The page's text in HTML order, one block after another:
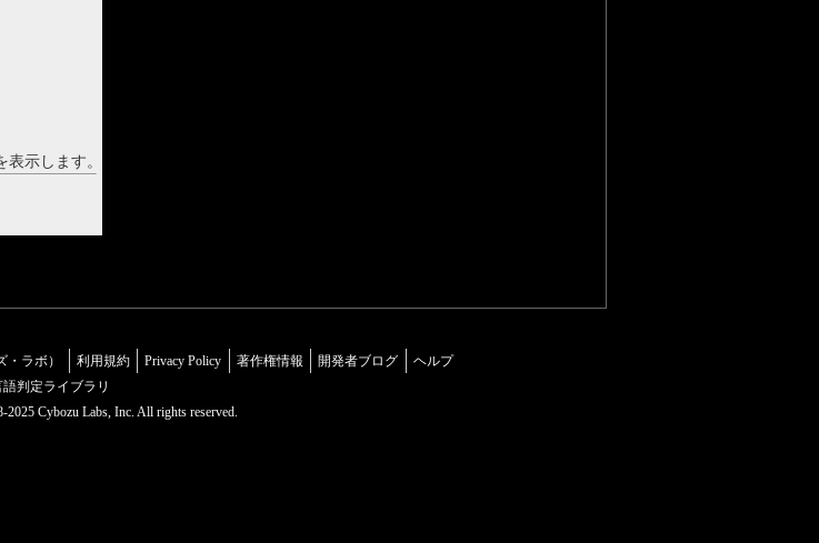
示します。
ラボ） 利用規約 Privacy Policy 著作権情報 開発者ブログ
ヘルプ
語判定ライブラリ
Cybozu Labs, Inc. All rights reserved.